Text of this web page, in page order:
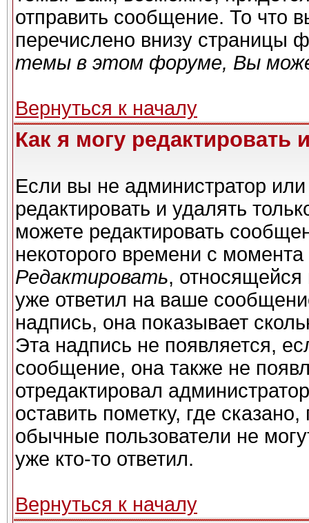
отправить сообщение. То что
перечислено внизу страницы
темы в этом форуме, Вы
Вернуться к началу
Как я могу
Если вы не администратор
редактировать и удалять
можете редактировать
некоторого времени с
Редактировать,
уже ответил на ваше
надпись, она показывает
Эта надпись не появляется,
сообщение, она также не
отредактировал
оставить пометку, где
обычные пользователи не
уже кто-то ответил.
Вернуться к началу